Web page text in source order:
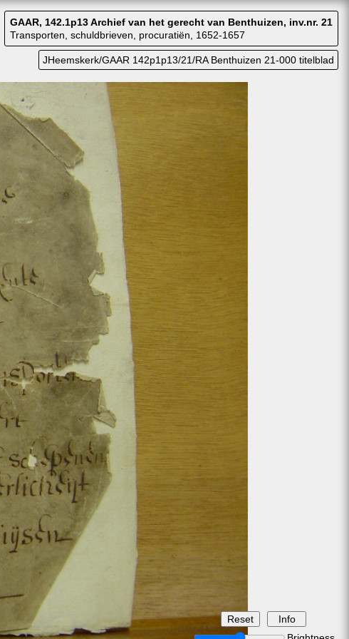
GAAR, 142.1p13 Archief van het gerecht van Benthuizen, inv.nr. 21
Transporten, schuldbrieven, procuratiën, 1652-1657
JHeemskerk/GAAR 142p1p13/21/RA Benthuizen 21-000 titelblad